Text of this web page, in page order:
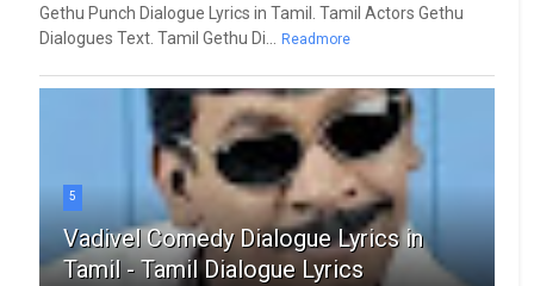
Gethu Punch Dialogue Lyrics in Tamil. Tamil Actors Gethu
Dialogues Text. Tamil Gethu Di... Readmore
5
Vadivel Comedy Dialogue Lyrics in
Tamil - Tamil Dialogue Lyrics